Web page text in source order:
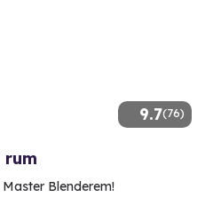
9.7(76)
rum
Blenderem!